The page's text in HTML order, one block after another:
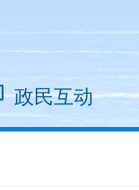
政民互动